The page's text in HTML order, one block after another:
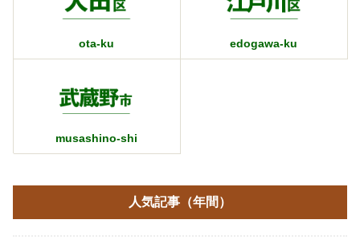
ota-ku edogawa-ku
musashino-shi
人気記事（年間）